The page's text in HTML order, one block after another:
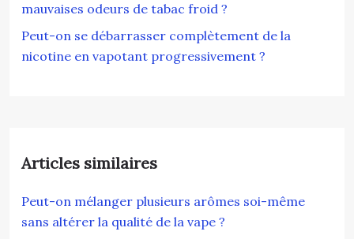
mauvaises odeurs de tabac froid ?
Peut-on se débarrasser complètement de la
nicotine en vapotant progressivement ?
Articles similaires
Peut-on mélanger plusieurs arômes soi-même
sans altérer la qualité de la vape ?